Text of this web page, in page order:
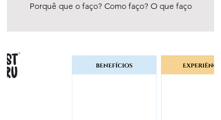
Porquê que o faço? Como faço? O que faço